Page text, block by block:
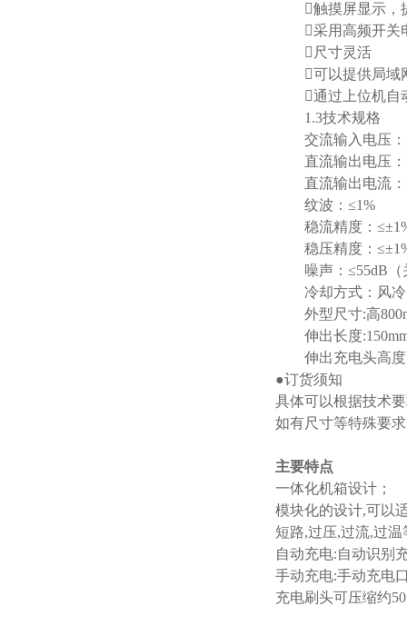
触摸屏显示，提
采用高频开关
尺寸灵活
可以提供局域网
通过上位机自
1.3技术规格
交流输入电压：
直流输出电压：
直流输出电流：
纹波：≤1%
稳流精度：
稳压精度：
噪声：≤55dB（
冷却方式：风冷
外型尺寸:高
伸出长度
伸出充电头高度
●订货须知
具体可以根据技术
如有尺寸等特殊要
主要特点
一体化机箱设计；
模块化的设计,可以
短路,过压,过流,过温
自动充电:自动识别
手动充电:手动充电
充电刷头可压缩约